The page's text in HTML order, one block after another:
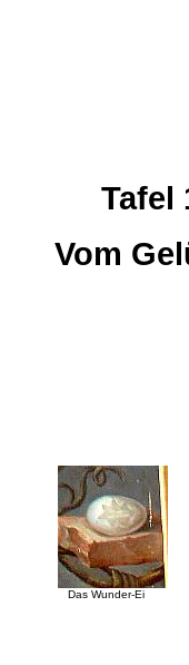
Tafel
Vom
Das Wunder-Ei